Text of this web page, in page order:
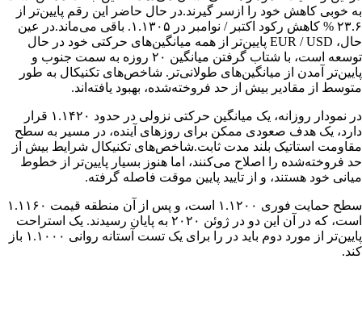
به خوبی کاهش خود را ازسر گیرند.​​​​​​​​در حال حاضر این رقم پایین‌تر از
۲۳.۶ % کاهش رکود اکتبر / نوامبر در ۱.۱۳۰۵. باقی می‌ماند.​​​​​​​​در عین
حال، EUR / USD پایین‌تر از همه میانگین‌های حرکتی خود در حال
توسعه است، با شتاب گرفتن میانگین ۲۰ روزه به سمت جنوب و
پایین‌تر آمدن از میانگین‌های طولانی‌تر. ​شاخص‌های تکنیکال به طور
متوسط از مقادیر بیش از حد فروخته‌شده، بهبود یافته‌اند. ​
در نمودار روزانه، یک میانگین حرکتی نزولی در حدود ۱.۱۴۲۰ قرار
دارد، یک هدف صعودی ممکن برای روزهای آینده، در مسیر به سطح
مقاومت استاتیک بلند مدت ثابت.​​​​​​​​شاخص‌های تکنیکال شرایط بیش از
حد فروخته‌شده را اصلاح می‌کنند، اما هنوز بسیار پایین‌تر از خطوط
میانی خود هستند، و از تایید پایین موقت فاصله گرفته. ​
سطح حمایت فوری ۱.۱۲۰۰ است، و پس از آن منطقه قیمت ۱.۱۱۶۰
است، که در آن این دو در ژوئن ۲۰۲۰ به پایان رسیدند. ​یک استراحت
پایین‌تر از مورد دوم باید در را برای یک تست آستانه روانی ۱.۱۰۰۰ باز
کند.